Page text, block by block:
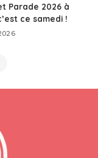
Parade 2026 à
ce samedi !